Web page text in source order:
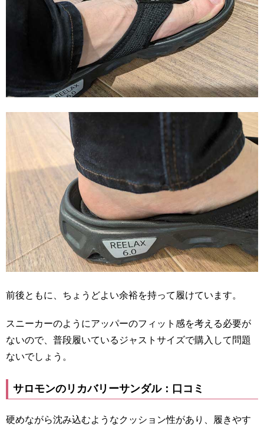
前後ともに、ちょうどよい余裕を持って履けています。
スニーカーのようにアッパーのフィット感を考える必要が
ないので、普段履いているジャストサイズで購入して問題
ないでしょう。
サロモンのリカバリーサンダル：口コミ
硬めながら沈み込むようなクッション性があり、履きやす